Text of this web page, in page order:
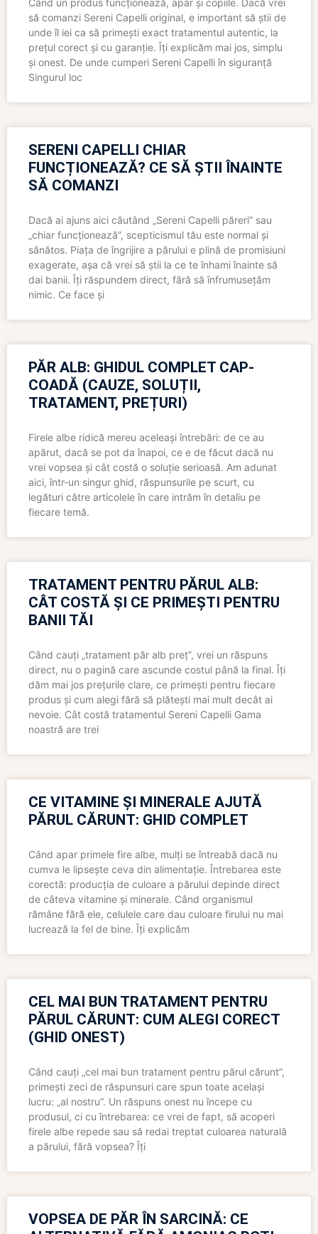
Când un produs funcționează, apar și copiile. Dacă vrei
să comanzi Sereni Capelli original, e important să știi de
unde îl iei ca să primești exact tratamentul autentic, la
prețul corect și cu garanție. Îți explicăm mai jos, simplu
și onest. De unde cumperi Sereni Capelli în siguranță
Singurul loc
SERENI CAPELLI CHIAR
FUNCȚIONEAZĂ? CE SĂ ȘTII ÎNAINTE
SĂ COMANZI
Dacă ai ajuns aici căutând „Sereni Capelli păreri” sau
„chiar funcționează”, scepticismul tău este normal și
sănătos. Piața de îngrijire a părului e plină de promisiuni
exagerate, așa că vrei să știi la ce te înhami înainte să
dai banii. Îți răspundem direct, fără să înfrumusețăm
nimic. Ce face și
PĂR ALB: GHIDUL COMPLET CAP-
COADĂ (CAUZE, SOLUȚII,
TRATAMENT, PREȚURI)
Firele albe ridică mereu aceleași întrebări: de ce au
apărut, dacă se pot da înapoi, ce e de făcut dacă nu
vrei vopsea și cât costă o soluție serioasă. Am adunat
aici, într-un singur ghid, răspunsurile pe scurt, cu
legături către articolele în care intrăm în detaliu pe
fiecare temă.
TRATAMENT PENTRU PĂRUL ALB:
CÂT COSTĂ ȘI CE PRIMEȘTI PENTRU
BANII TĂI
Când cauți „tratament păr alb preț”, vrei un răspuns
direct, nu o pagină care ascunde costul până la final. Îți
dăm mai jos prețurile clare, ce primești pentru fiecare
produs și cum alegi fără să plătești mai mult decât ai
nevoie. Cât costă tratamentul Sereni Capelli Gama
noastră are trei
CE VITAMINE ȘI MINERALE AJUTĂ
PĂRUL CĂRUNT: GHID COMPLET
Când apar primele fire albe, mulți se întreabă dacă nu
cumva le lipsește ceva din alimentație. Întrebarea este
corectă: producția de culoare a părului depinde direct
de câteva vitamine și minerale. Când organismul
rămâne fără ele, celulele care dau culoare firului nu mai
lucrează la fel de bine. Îți explicăm
CEL MAI BUN TRATAMENT PENTRU
PĂRUL CĂRUNT: CUM ALEGI CORECT
(GHID ONEST)
Când cauți „cel mai bun tratament pentru părul cărunt”,
primești zeci de răspunsuri care spun toate același
lucru: „al nostru”. Un răspuns onest nu începe cu
produsul, ci cu întrebarea: ce vrei de fapt, să acoperi
firele albe repede sau să redai treptat culoarea naturală
a părului, fără vopsea? Îți
VOPSEA DE PĂR ÎN SARCINĂ: CE